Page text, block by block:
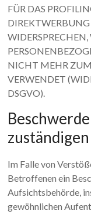
FÜR DAS
NICHT MEHR
VERWENDET
DSGVO).
Im Falle von
Betroffenen ein
Aufsichtsbehörde,
gewöhnlichen